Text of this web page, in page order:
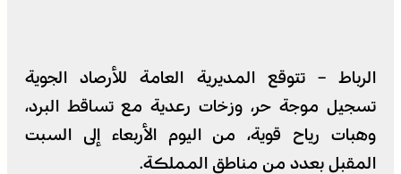
الرباط – تتوقع المديرية العامة للأرصاد الجوية
تسجيل موجة حر، وزخات رعدية مع تساقط البرد،
وهبات رياح قوية، من اليوم الأربعاء إلى السبت
المقبل بعدد من مناطق المملكة.